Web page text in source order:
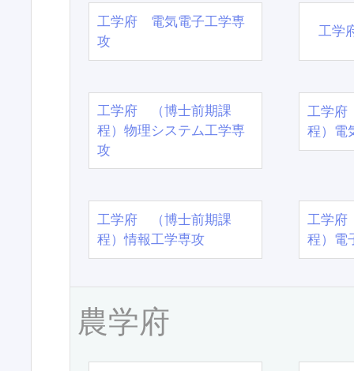
工学府 電気電子工学専
攻
工学
工学府 （博士前期課
程）物理システム工学専
攻
工学
程）電
工学府 （博士前期課
程）情報工学専攻
工学
程）電
農学府